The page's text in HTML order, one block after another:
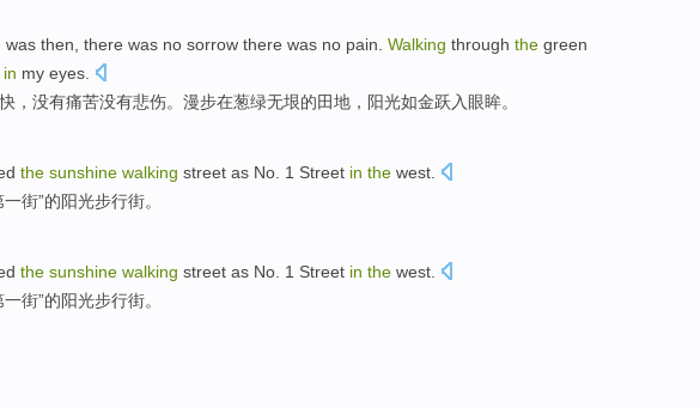
was then , there was no sorrow there was no pain Walking through the green
in my eyes.
， 没有痛苦没有悲伤。 漫步在葱绿无垠的田地 ， 阳光如金跃入眼眸。
the sunshine walking street as No 1 Street in the west.
一街”的阳光步行街。
the sunshine walking street as No 1 Street in the west.
一街”的阳光步行街。